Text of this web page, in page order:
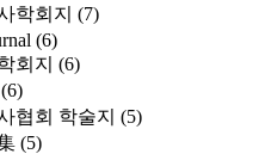
학회지 (7)
(6)
회지 (6)
(6)
협회 학술지 (5)
(5)